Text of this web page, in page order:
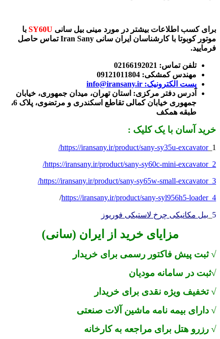
برای کسب اطلاعات بیشتر در مورد مینی بیل سانی SY60U با
موتور کوبوتا با کارشناسان ایران سانی Iran Sany تماس حاصل
فرمایید.
تلفن تماس: 02166192021
مهندس کمشکی: 09121011804
پست الکترونیک: info@iransany.ir
آدرس دفتر مرکزی: استان تهران، میدان جمهوری، خیابان
جمهوری خیابان کمالی تقاطع اسکندری و مرتضوی، پلاک 6،
طبقه همکف
خرید آسان با یک کلیک :
1_
https://iransany.ir/product/sany-sy35u-excavator/
2_https://iransany.ir/product/sany-sy60c-mini-excavator/
3_https://iransany.ir/product/sany-sy65w-small-excavator/
4_https://iransany.ir/product/sany-syl956h5-loader
/
5 بیل مکانیکی چرخ لاستیکی فوریوز
مزایای خرید از ایران (سانی)
√ ثبت پیش فاکتور رسمی برای خریدار
√ثبت در سامانه مودیان
√ تخفیف ویژه نقدی برای خریدار
√ دارای بیمه نامه ماشین آلات صنعتی
√ رزرو هتل برای مراجعه به کارخانه